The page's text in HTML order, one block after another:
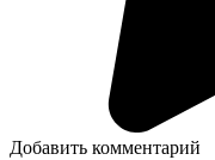
Добавить комментарий